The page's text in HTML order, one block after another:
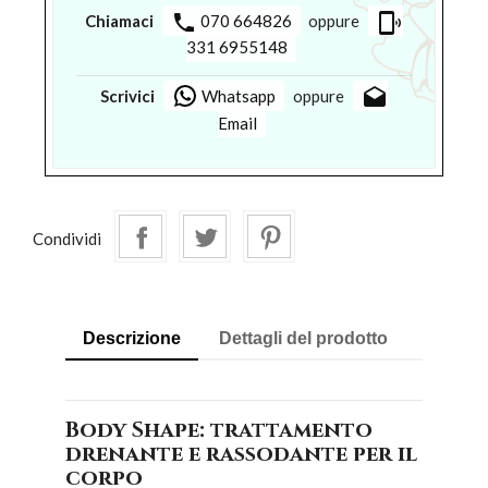
Chiamaci phone 070 664826 oppure phonelink_ring
331 6955148
Scrivici Whatsapp oppure drafts
Email
Condividi
Descrizione Dettagli del prodotto
Body Shape: trattamento
drenante e rassodante per il
corpo